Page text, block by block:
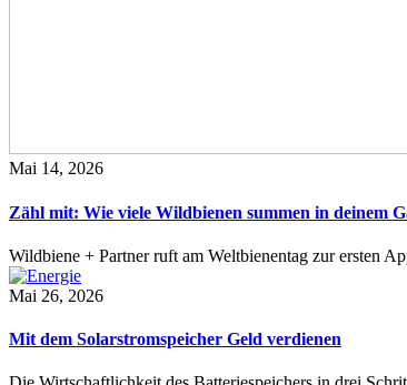
Mai 14, 2026
Zähl mit: Wie viele Wildbienen summen in deinem
Wildbiene + Partner ruft am Weltbienentag zur ersten
Mai 26, 2026
Mit dem Solarstromspeicher Geld verdienen